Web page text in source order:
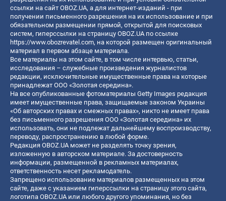
ссылки на сайт OBOZ.UA, а для интернет-изданий - при
получении письменного разрешения на их использование и при
обязательном размещении прямой, открытой для поисковых
систем, гиперссылки на страницу OBOZ.UA по ссылке
https://www.obozrevatel.com, на которой размещен оригинальный
материал в первом абзаце материала.
Все материалы на этом сайте, в том числе интервью, статьи,
исследования – служебные произведения журналистов
редакции, исключительные имущественные права на которые
принадлежат ООО «Золотая середина».
На все опубликованные фотоматериалы Getty Images редакция
имеет имущественные права, защищаемые законом Украины
«Об авторских правах и смежных правах», никто не имеет права
без письменного разрешения ООО «Золотая середина» их
использовать, они не подлежат дальнейшему воспроизводству,
переводу, распространению в любой форме.
Редакция OBOZ.UA может не разделять точку зрения,
изложенную в авторском материале. За достоверность
информации, размещенной в рекламных материалах,
ответственность несет рекламодатель.
Запрещено использование материалов размещенных на этом
сайте, даже с указанием гиперссылки на страницу этого сайта,
логотипа OBOZ.UA или любого другого упоминания, но без